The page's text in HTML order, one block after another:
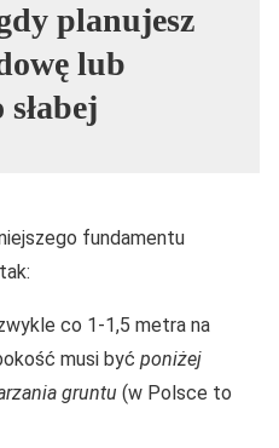
planujesz
lub
fundamentu
co 1-1,5 metra na
musi być poniżej
gruntu (w Polsce to